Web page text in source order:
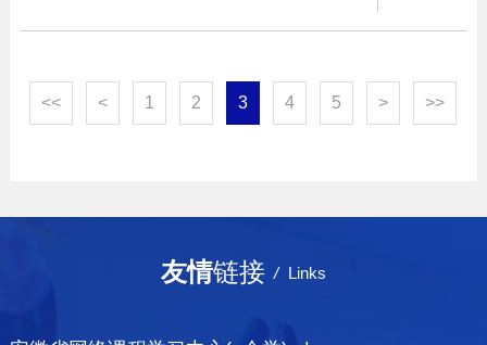
<< < 1 2 3 4 5 > >>
友情链接 / Links